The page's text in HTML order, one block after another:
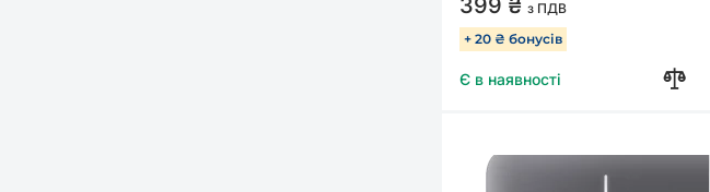
399 ₴ з ПДВ
+ 20 ₴ бонусів
Є в наявності